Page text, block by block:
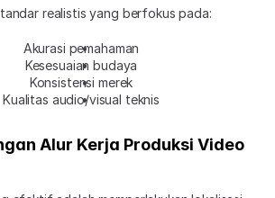
realistis yang berfokus pada:
Akurasi pemahaman
Kesesuaian budaya
Konsistensi merek
Kualitas audio/visual teknis
Alur Kerja Produksi Video